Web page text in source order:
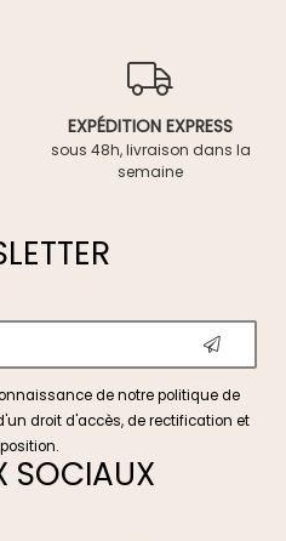
EXPÉDITION EXPRESS
sous 48h, livraison dans la
semaine
de notrepolitique de
droit d'accès, de rectification et
SOCIAUX